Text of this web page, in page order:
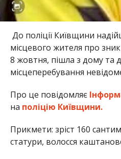
До поліції Київщини
місцевого жителя про
8 жовтня, пішла з дому та
місцеперебування
Про це повідомляє
на поліцію Київщини.
Прикмети: зріст 160
статури, волосся